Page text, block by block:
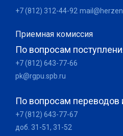
+7 (812) 312-44-92
Приемная комиссия
По вопросам
+7 (812) 643-77-66
pk@rgpu.spb.ru
По вопросам переводов
+7 (812) 643-77-67
доб. 31-51, 31-52